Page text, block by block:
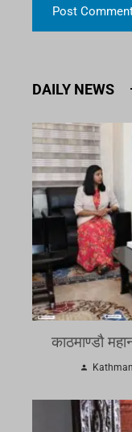
DAILY NEWS
काठमाण्डौ